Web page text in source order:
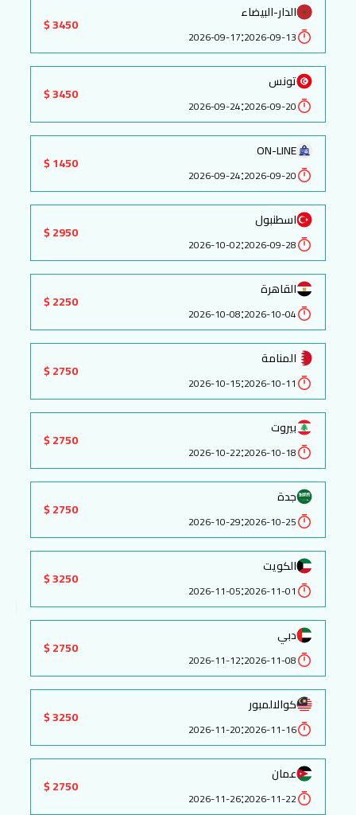
الدار-البيضاء
2026-09-13
:
2026-09-17
3450 $
تونس
2026-09-20
:
2026-09-24
3450 $
ON-LINE
2026-09-20
:
2026-09-24
1450 $
اسطنبول
2026-09-28
:
2026-10-02
2950 $
القاهرة
2026-10-04
:
2026-10-08
2250 $
المنامة
2026-10-11
:
2026-10-15
2750 $
بيروت
2026-10-18
:
2026-10-22
2750 $
جدة
2026-10-25
:
2026-10-29
2750 $
الكويت
2026-11-01
:
2026-11-05
3250 $
دبي
2026-11-08
:
2026-11-12
2750 $
كوالالمبور
2026-11-16
:
2026-11-20
3250 $
عمان
2026-11-22
:
2026-11-26
2750 $